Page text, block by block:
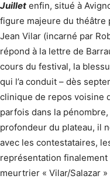
Juillet enfin, situé à
figure majeure du théâtre
Jean Vilar (incarné par
répond à la lettre de
cours du festival, la
qui l’a conduit – dès
clinique de repos voisine
parfois dans la
profondeur du plateau, il
avec les contestataires,
représentation
meurtrier « Vilar/Salazar